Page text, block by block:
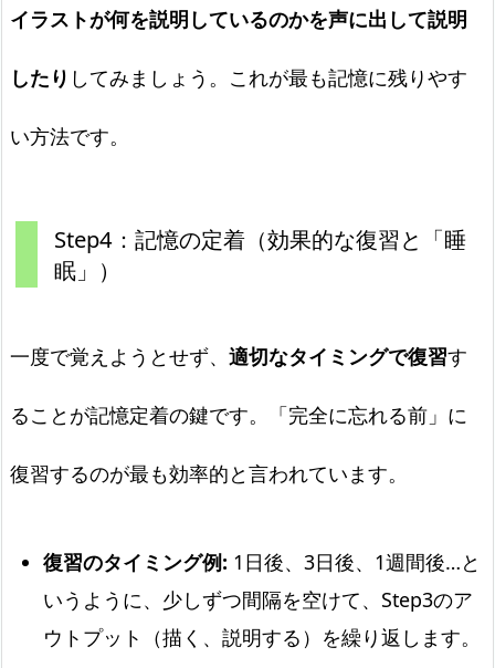
イラストが何を説明しているのかを声に出して説明
したり してみましょう。これが最も記憶に残りやす
い方法です。
Step4：記憶の定着（効果的な復習と「睡
眠」）
一度で覚えようとせず、 適切なタイミングで復習す
ることが記憶定着の鍵です。「完全に忘れる前」に
復習するのが最も効率的と言われています。
復習のタイミング例: 1日後、3日後、1週間後…と
いうように、少しずつ間隔を空けて、Step3のア
ウトプット（描く、説明する）を繰り返します。